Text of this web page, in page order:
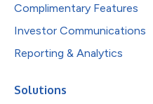
Complimentary Features
Investor Communications
Reporting & Analytics
Solutions